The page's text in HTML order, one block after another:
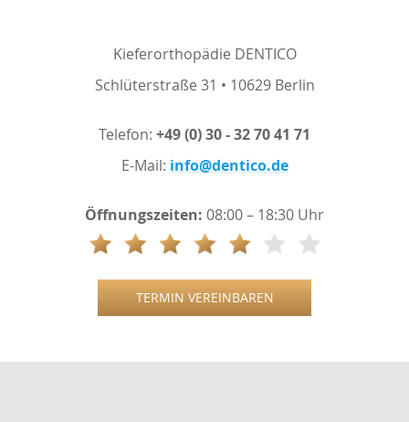
Kieferorthopädie DENTICO
Schlüterstraße 31 • 10629 Berlin
Telefon: +49 (0) 30 - 32 70 41 71
E-Mail: info@dentico.de
Öffnungszeiten: 08:00 – 18:30 Uhr
TERMIN VEREINBAREN